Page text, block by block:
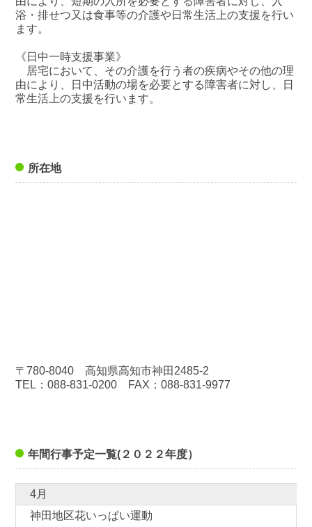
浴・排せつ又は食事等の介護や日常生活上の支援を行い
ます。
《日中一時支援事業》
居宅において、その介護を行う者の疾病やその他の理
由により、日中活動の場を必要とする障害者に対し、日
常生活上の支援を行います。
所在地
〒780-8040 高知県高知市神田2485-2
TEL：088-831-0200 FAX：088-831-9977
年間行事予定一覧(２０２２年度）
4月
神田地区花いっぱい運動